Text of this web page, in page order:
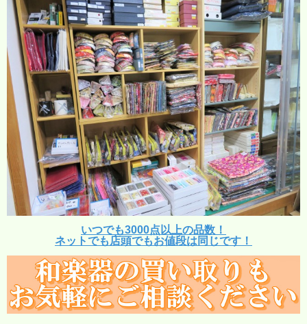
いつでも3000点以上の品数！
ネットでも店頭でもお値段は同じです！